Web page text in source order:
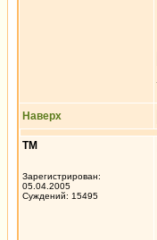
Наверх
ТМ
Зарегистрирован:
05.04.2005
Суждений: 15495